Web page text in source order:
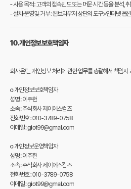
- 사용 목적 : 고객의 접속빈도 또는 머문 시간 등을 분석,
- 설치·운영 및 거부 : 웹브라우저 상단의 도구>인터넷 옵
10. 개인정보 보호책임자
회사은/는 개인정보 처리에 관한 업무를 총괄해서 책임
o 개인정보보호책임자
성명 : 이주헌
소속 : 주식회사 제이에스컴즈
전화번호 : 010-3789-0758
이메일 : gilot99@gmail.com
o 개인정보운영책임자
성명 : 이주헌
소속 : 주식회사 제이에스컴즈
전화번호 : 010-3789-0758
이메일 : gilot99@gmail.com